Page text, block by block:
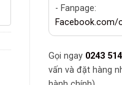
- Fanpage:
Facebook.com/
Gọi ngay 0243
vấn và đặt hàng